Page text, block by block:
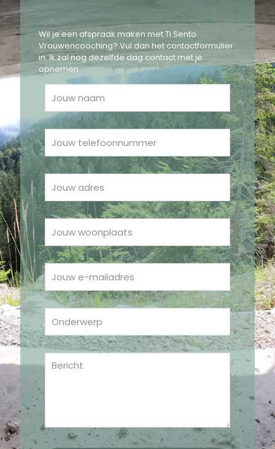
Wil je een afspraak maken met Ti Sento
Vrouwencoaching? Vul dan het contactformulier
in. Ik zal nog dezelfde dag contact met je
opnemen